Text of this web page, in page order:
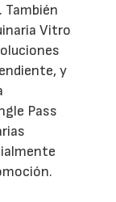
También
Vitro
y
Pass